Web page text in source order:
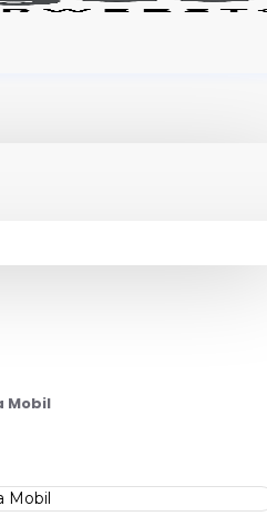
Mobil